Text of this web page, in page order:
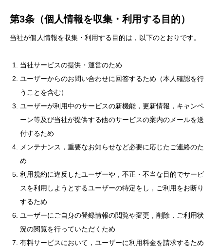
第3条（個人情報を収集・利用する目的）
当社が個人情報を収集・利用する目的は，以下のとおりです。
当社サービスの提供・運営のため
ユーザーからのお問い合わせに回答するため（本人確認を行
うことを含む）
ユーザーが利用中のサービスの新機能，更新情報，キャンペ
ーン等及び当社が提供する他のサービスの案内のメールを送
付するため
メンテナンス，重要なお知らせなど必要に応じたご連絡のた
め
利用規約に違反したユーザーや，不正・不当な目的でサービ
スを利用しようとするユーザーの特定をし，ご利用をお断り
するため
ユーザーにご自身の登録情報の閲覧や変更，削除，ご利用状
況の閲覧を行っていただくため
有料サービスにおいて，ユーザーに利用料金を請求するため